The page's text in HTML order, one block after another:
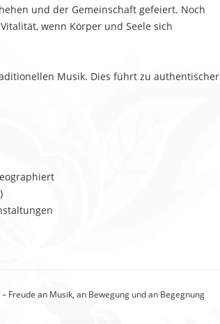
und der Gemeinschaft gefeiert. Noch
wenn Körper und Seele sich
Musik. Dies führt zu authentischer
Freude an Musik, an Bewegung und an Begegnung